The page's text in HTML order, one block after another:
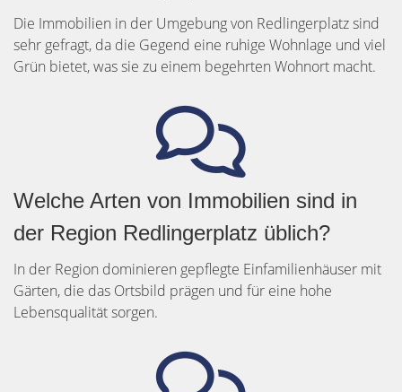
Die Immobilien in der Umgebung von Redlingerplatz sind
sehr gefragt, da die Gegend eine ruhige Wohnlage und viel
Grün bietet, was sie zu einem begehrten Wohnort macht.
Welche Arten von Immobilien sind in
der Region Redlingerplatz üblich?
In der Region dominieren gepflegte Einfamilienhäuser mit
Gärten, die das Ortsbild prägen und für eine hohe
Lebensqualität sorgen.